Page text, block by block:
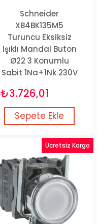
Schneider
XB4BK135M5
Turuncu Eksiksiz
Işıklı Mandal Buton
Ø22 3 Konumlu
Sabit 1Na+1Nk 230V
₺3.726,01
Sepete Ekle
Ücretsiz Kargo